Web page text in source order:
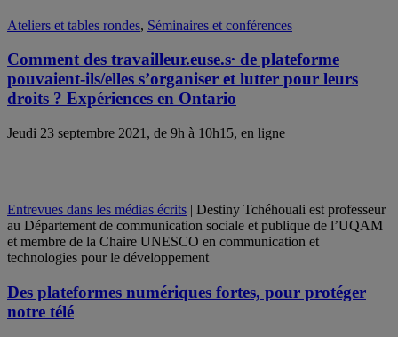
Ateliers et tables rondes, Séminaires et conférences
Comment des travailleur.euse.s∙ de plateforme
pouvaient-ils/elles s’organiser et lutter pour leurs
droits ? Expériences en Ontario
Jeudi 23 septembre 2021, de 9h à 10h15, en ligne
Entrevues dans les médias écrits | Destiny Tchéhouali est professeur
au Département de communication sociale et publique de l’UQAM
et membre de la Chaire UNESCO en communication et
technologies pour le développement
Des plateformes numériques fortes, pour protéger
notre télé